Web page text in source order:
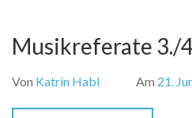
Musikreferate 3./
Von Katrin Habl Am 21.